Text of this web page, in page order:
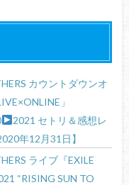
カウントダウンオ
」
2021 セトリ＆感想レ
年12月31日】
ライブ『EXILE
“RISING SUN TO